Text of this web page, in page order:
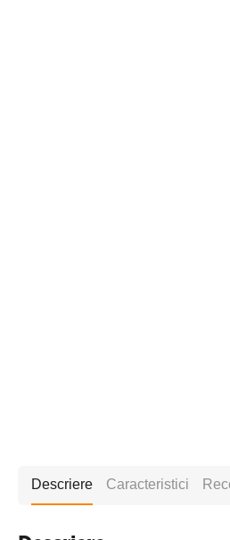
Descriere Caracteristici